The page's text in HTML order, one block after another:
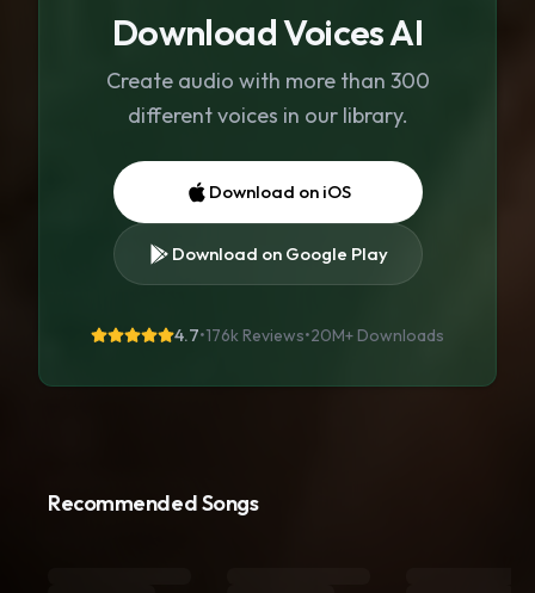
Download Voices AI
Create audio with more than 300
different voices in our library.
Download on iOS
Download on Google Play
4.7•176k Reviews•20M+ Downloads
Recommended Songs